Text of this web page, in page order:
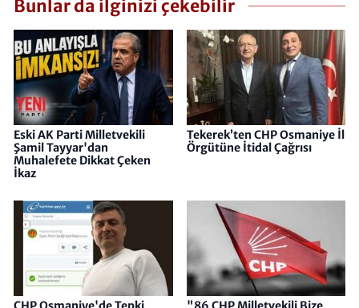
Bunlar da ilginizi çekebilir
Eski AK Parti Milletvekili
Şamil Tayyar'dan
Muhalefete Dikkat Çeken
İkaz
Tekerek’ten CHP Osmaniye İl
Örgütüne İtidal Çağrısı